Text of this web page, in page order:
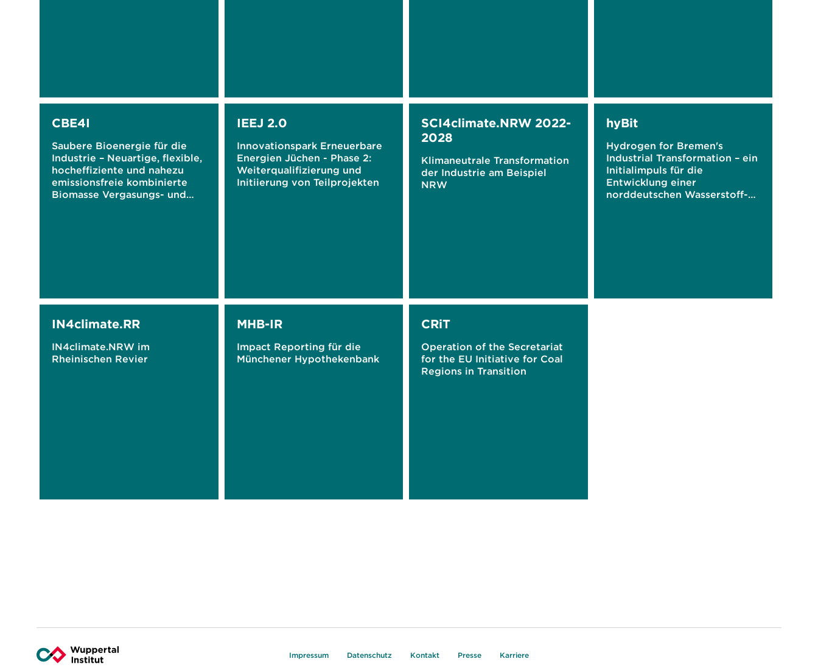
CBE4I
Saubere Bioenergie für die
Industrie – Neuartige, flexible,
hocheffiziente und nahezu
emissionsfreie kombinierte
Biomasse Vergasungs- und
IEEJ 2.0
Innovationspark Erneuerbare
Energien Jüchen - Phase 2:
Weiterqualifizierung und
Initiierung von Teilprojekten
SCI4climate.NRW 2022-
2028
Klimaneutrale Transformation
der Industrie am Beispiel
NRW
hyBit
Hydrogen for Bremen's
Industrial Transformation – ein
Initialimpuls für die
Entwicklung einer
norddeutschen Wasserstoff-
IN4climate.RR
IN4climate.NRW im
Rheinischen Revier
MHB-IR
Impact Reporting für die
Münchener Hypothekenbank
CRiT
Operation of the Secretariat
for the EU Initiative for Coal
Regions in Transition
Impressum Datenschutz Kontakt Presse Karriere